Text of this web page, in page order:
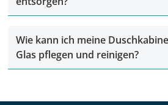
Wie kann ich meine
Glas pflegen und reinigen?